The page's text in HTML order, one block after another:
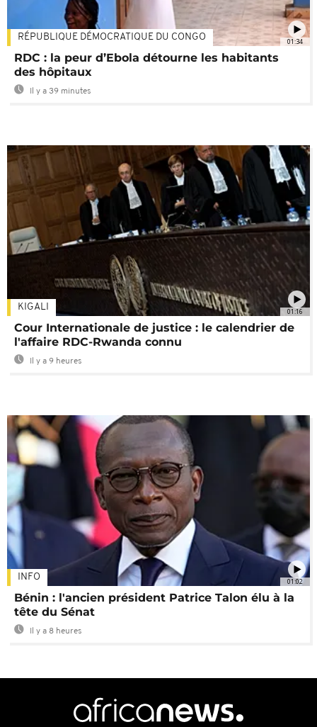
01:34
RÉPUBLIQUE DÉMOCRATIQUE DU CONGO
RDC : la peur d’Ebola détourne les habitants
des hôpitaux
Il y a 39 minutes
01:16
KIGALI
Cour Internationale de justice : le calendrier de
l'affaire RDC-Rwanda connu
Il y a 9 heures
01:02
INFO
Bénin : l'ancien président Patrice Talon élu à la
tête du Sénat
Il y a 8 heures